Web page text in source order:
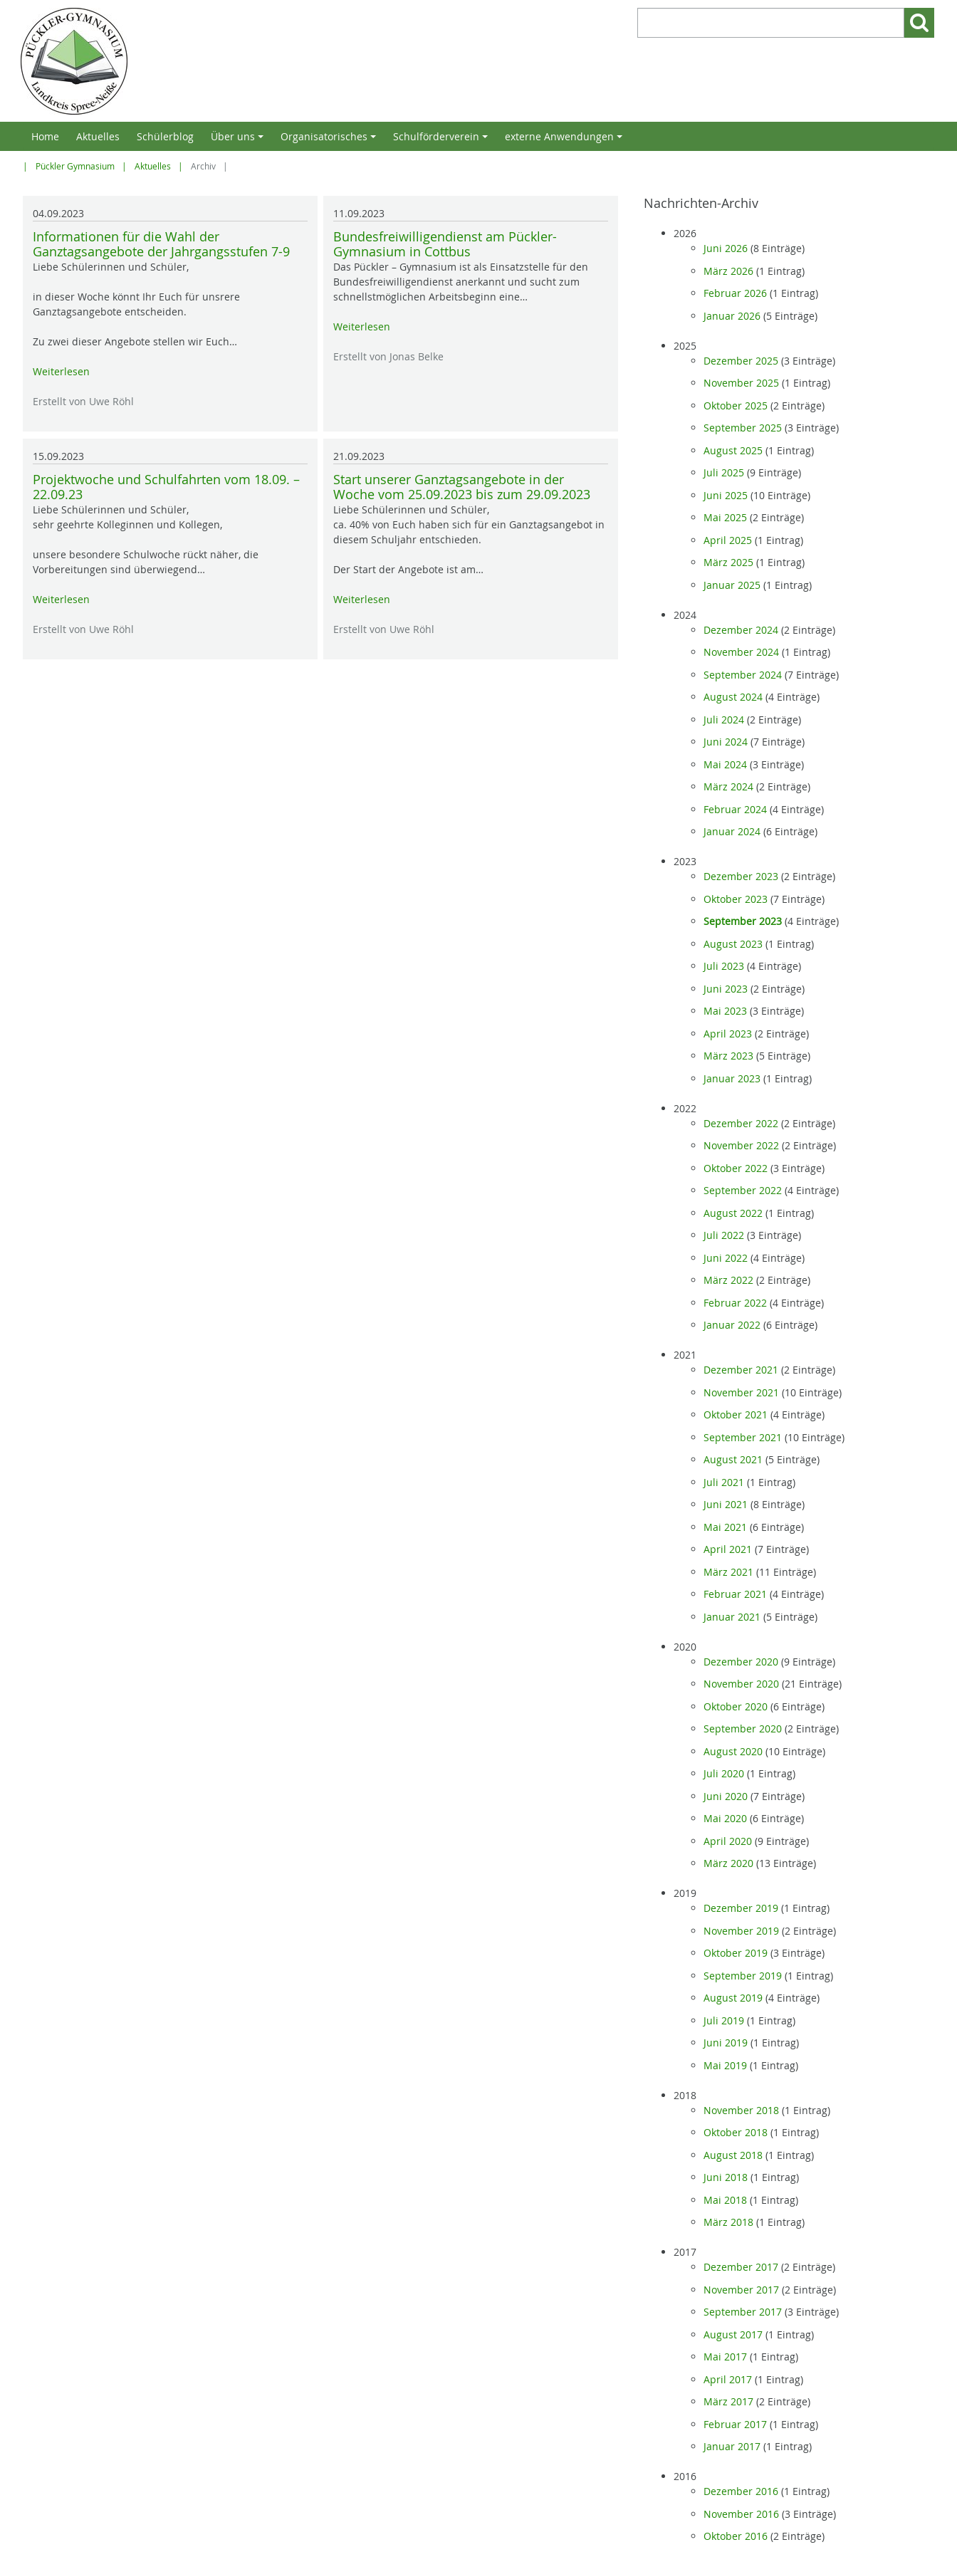
Suchen:
Home Aktuelles
Schülerblog
+
Über uns
+
Organisatorisches
+
Schulförderverein
+
externe Anwendungen
Pückler Gymnasium Aktuelles Archiv
04.09.2023
Informationen für die Wahl der
Ganztagsangebote der Jahrgangsstufen 7-9
Liebe Schülerinnen und Schüler,
in dieser Woche könnt Ihr Euch für unsrere
Ganztagsangebote entscheiden.
Zu zwei dieser Angebote stellen wir Euch…
Weiterlesen
Erstellt von Uwe Röhl
11.09.2023
Bundesfreiwilligendienst am Pückler-
Gymnasium in Cottbus
Das Pückler – Gymnasium ist als Einsatzstelle für den
Bundesfreiwilligendienst anerkannt und sucht zum
schnellstmöglichen Arbeitsbeginn eine…
Weiterlesen
Erstellt von Jonas Belke
15.09.2023
Projektwoche und Schulfahrten vom 18.09. –
22.09.23
Liebe Schülerinnen und Schüler,
sehr geehrte Kolleginnen und Kollegen,
unsere besondere Schulwoche rückt näher, die
Vorbereitungen sind überwiegend…
Weiterlesen
Erstellt von Uwe Röhl
21.09.2023
Start unserer Ganztagsangebote in der
Woche vom 25.09.2023 bis zum 29.09.2023
Liebe Schülerinnen und Schüler,
ca. 40% von Euch haben sich für ein Ganztagsangebot in
diesem Schuljahr entschieden.
Der Start der Angebote ist am…
Weiterlesen
Erstellt von Uwe Röhl
Nachrichten-Archiv
2026
Juni 2026 (8 Einträge)
März 2026 (1 Eintrag)
Februar 2026 (1 Eintrag)
Januar 2026 (5 Einträge)
2025
Dezember 2025 (3 Einträge)
November 2025 (1 Eintrag)
Oktober 2025 (2 Einträge)
September 2025 (3 Einträge)
August 2025 (1 Eintrag)
Juli 2025 (9 Einträge)
Juni 2025 (10 Einträge)
Mai 2025 (2 Einträge)
April 2025 (1 Eintrag)
März 2025 (1 Eintrag)
Januar 2025 (1 Eintrag)
2024
Dezember 2024 (2 Einträge)
November 2024 (1 Eintrag)
September 2024 (7 Einträge)
August 2024 (4 Einträge)
Juli 2024 (2 Einträge)
Juni 2024 (7 Einträge)
Mai 2024 (3 Einträge)
März 2024 (2 Einträge)
Februar 2024 (4 Einträge)
Januar 2024 (6 Einträge)
2023
Dezember 2023 (2 Einträge)
Oktober 2023 (7 Einträge)
September 2023 (4 Einträge)
August 2023 (1 Eintrag)
Juli 2023 (4 Einträge)
Juni 2023 (2 Einträge)
Mai 2023 (3 Einträge)
April 2023 (2 Einträge)
März 2023 (5 Einträge)
Januar 2023 (1 Eintrag)
2022
Dezember 2022 (2 Einträge)
November 2022 (2 Einträge)
Oktober 2022 (3 Einträge)
September 2022 (4 Einträge)
August 2022 (1 Eintrag)
Juli 2022 (3 Einträge)
Juni 2022 (4 Einträge)
März 2022 (2 Einträge)
Februar 2022 (4 Einträge)
Januar 2022 (6 Einträge)
2021
Dezember 2021 (2 Einträge)
November 2021 (10 Einträge)
Oktober 2021 (4 Einträge)
September 2021 (10 Einträge)
August 2021 (5 Einträge)
Juli 2021 (1 Eintrag)
Juni 2021 (8 Einträge)
Mai 2021 (6 Einträge)
April 2021 (7 Einträge)
März 2021 (11 Einträge)
Februar 2021 (4 Einträge)
Januar 2021 (5 Einträge)
2020
Dezember 2020 (9 Einträge)
November 2020 (21 Einträge)
Oktober 2020 (6 Einträge)
September 2020 (2 Einträge)
August 2020 (10 Einträge)
Juli 2020 (1 Eintrag)
Juni 2020 (7 Einträge)
Mai 2020 (6 Einträge)
April 2020 (9 Einträge)
März 2020 (13 Einträge)
2019
Dezember 2019 (1 Eintrag)
November 2019 (2 Einträge)
Oktober 2019 (3 Einträge)
September 2019 (1 Eintrag)
August 2019 (4 Einträge)
Juli 2019 (1 Eintrag)
Juni 2019 (1 Eintrag)
Mai 2019 (1 Eintrag)
2018
November 2018 (1 Eintrag)
Oktober 2018 (1 Eintrag)
August 2018 (1 Eintrag)
Juni 2018 (1 Eintrag)
Mai 2018 (1 Eintrag)
März 2018 (1 Eintrag)
2017
Dezember 2017 (2 Einträge)
November 2017 (2 Einträge)
September 2017 (3 Einträge)
August 2017 (1 Eintrag)
Mai 2017 (1 Eintrag)
April 2017 (1 Eintrag)
März 2017 (2 Einträge)
Februar 2017 (1 Eintrag)
Januar 2017 (1 Eintrag)
2016
Dezember 2016 (1 Eintrag)
November 2016 (3 Einträge)
Oktober 2016 (2 Einträge)